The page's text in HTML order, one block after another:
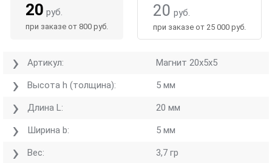
20 руб.
при заказе от 800 руб.
20 руб.
при заказе от 25 000 руб.
Артикул: Магнит 20х5х5
Высота h (толщина): 5 мм
Длина L: 20 мм
Ширина b: 5 мм
Вес: 3,7 гр